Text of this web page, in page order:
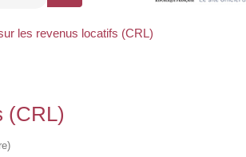
les revenus locatifs (CRL)
(CRL)